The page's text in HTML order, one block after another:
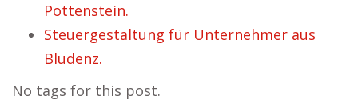
Pottenstein.
Steuergestaltung für Unternehmer aus
Bludenz.
No tags for this post.